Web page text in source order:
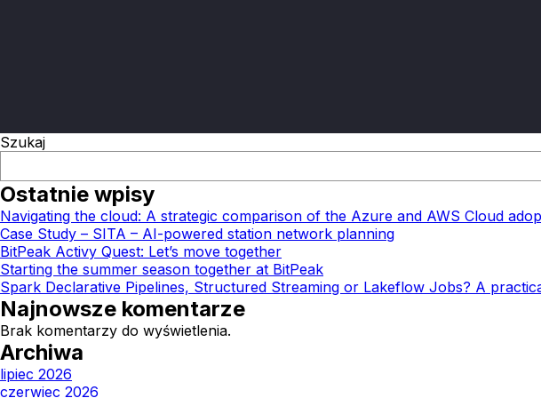
Szukaj
Ostatnie wpisy
Navigating the cloud: A strategic comparison of the Azure and AWS Cloud
Case Study – SITA – AI-powered station network planning
BitPeak Activy Quest: Let’s move together
Starting the summer season together at BitPeak
Spark Declarative Pipelines, Structured Streaming or Lakeflow Jobs? A
Najnowsze komentarze
Brak komentarzy do wyświetlenia.
Archiwa
lipiec 2026
czerwiec 2026